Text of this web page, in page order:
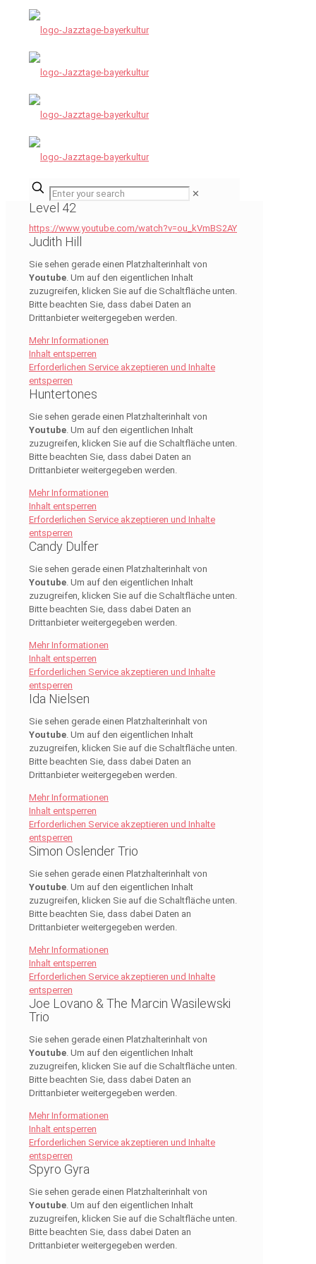
✕
Level 42
https://www.youtube.com/watch?v=ou_kVmBS2AY
Judith Hill
Sie sehen gerade einen Platzhalterinhalt von
Youtube. Um auf den eigentlichen Inhalt
zuzugreifen, klicken Sie auf die Schaltfläche unten.
Bitte beachten Sie, dass dabei Daten an
Drittanbieter weitergegeben werden.
Mehr Informationen
Inhalt entsperren
Erforderlichen Service akzeptieren und Inhalte
entsperren
Huntertones
Sie sehen gerade einen Platzhalterinhalt von
Youtube. Um auf den eigentlichen Inhalt
zuzugreifen, klicken Sie auf die Schaltfläche unten.
Bitte beachten Sie, dass dabei Daten an
Drittanbieter weitergegeben werden.
Mehr Informationen
Inhalt entsperren
Erforderlichen Service akzeptieren und Inhalte
entsperren
Candy Dulfer
Sie sehen gerade einen Platzhalterinhalt von
Youtube. Um auf den eigentlichen Inhalt
zuzugreifen, klicken Sie auf die Schaltfläche unten.
Bitte beachten Sie, dass dabei Daten an
Drittanbieter weitergegeben werden.
Mehr Informationen
Inhalt entsperren
Erforderlichen Service akzeptieren und Inhalte
entsperren
Ida Nielsen
Sie sehen gerade einen Platzhalterinhalt von
Youtube. Um auf den eigentlichen Inhalt
zuzugreifen, klicken Sie auf die Schaltfläche unten.
Bitte beachten Sie, dass dabei Daten an
Drittanbieter weitergegeben werden.
Mehr Informationen
Inhalt entsperren
Erforderlichen Service akzeptieren und Inhalte
entsperren
Simon Oslender Trio
Sie sehen gerade einen Platzhalterinhalt von
Youtube. Um auf den eigentlichen Inhalt
zuzugreifen, klicken Sie auf die Schaltfläche unten.
Bitte beachten Sie, dass dabei Daten an
Drittanbieter weitergegeben werden.
Mehr Informationen
Inhalt entsperren
Erforderlichen Service akzeptieren und Inhalte
entsperren
Joe Lovano & The Marcin Wasilewski
Trio
Sie sehen gerade einen Platzhalterinhalt von
Youtube. Um auf den eigentlichen Inhalt
zuzugreifen, klicken Sie auf die Schaltfläche unten.
Bitte beachten Sie, dass dabei Daten an
Drittanbieter weitergegeben werden.
Mehr Informationen
Inhalt entsperren
Erforderlichen Service akzeptieren und Inhalte
entsperren
Spyro Gyra
Sie sehen gerade einen Platzhalterinhalt von
Youtube. Um auf den eigentlichen Inhalt
zuzugreifen, klicken Sie auf die Schaltfläche unten.
Bitte beachten Sie, dass dabei Daten an
Drittanbieter weitergegeben werden.